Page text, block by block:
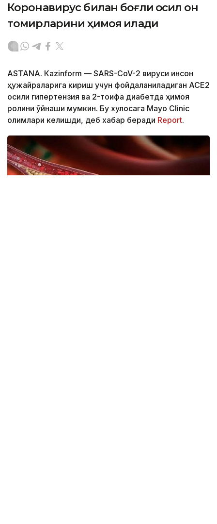
Коронавирус билан боғлиқ оқсил қон
томирларини ҳимоя қилади
ASTANА. Кazinform — SARS-CoV-2 вируси инсон
ҳужайраларига кириш учун фойдаланиладиган ACE2
оқсили гипертензия ва 2-тоифа диабетда ҳимоя
ролини ўйнаши мумкин. Бу хулосага Mayo Clinic
олимлари келишди, деб хабар беради Report.